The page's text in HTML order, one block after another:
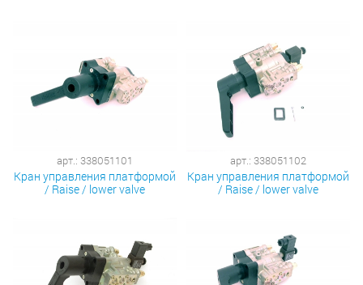
арт.: 338051101
Кран управления платформой
/ Raise / lower valve
арт.: 338051102
Кран управления платформой
/ Raise / lower valve